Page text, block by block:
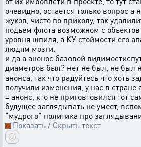
очевидно, остается только вопрос а
жуков, чисто по приколу, так
подьем флота возможном с
уровня шпиля, а КУ стоймости его
людям мозги.
и да а анонос базовой
диаметров был? нет не был, не был
анонса, так что радуйтесь что хоть
получили изменения, у нас в
= анонс, кто не приговтовился тот
будущее заглядывать не умеет,
"мудрого" политика про
Показать / Скрыть текст